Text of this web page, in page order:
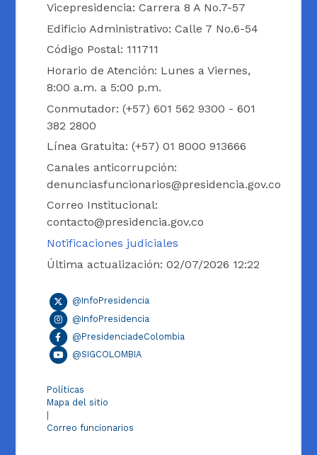
Vicepresidencia: Carrera 8 A No.7-57
Edificio Administrativo: Calle 7 No.6-54
Código Postal: 111711
Horario de Atención: Lunes a Viernes,
8:00 a.m. a 5:00 p.m.
Conmutador: (+57) 601 562 9300 - 601
382 2800
Línea Gratuita: (+57) 01 8000 913666
Canales anticorrupción:
denunciasfuncionarios@presidencia.gov.co
Correo Institucional:
contacto@presidencia.gov.co
Notificaciones judiciales
Última actualización: 02/07/2026 12:22
@InfoPresidencia
@InfoPresidencia
@PresidenciadeColombia
@SIGCOLOMBIA
Políticas
Mapa del sitio
Correo funcionarios